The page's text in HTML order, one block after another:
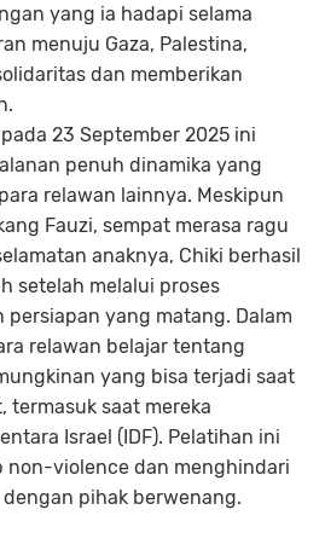
yang ia hadapi selama
menuju Gaza, Palestina,
dan memberikan
23 September 2025 ini
penuh dinamika yang
relawan lainnya. Meskipun
Fauzi, sempat merasa ragu
anaknya, Chiki berhasil
setelah melalui proses
yang matang. Dalam
relawan belajar tentang
yang bisa terjadi saat
termasuk saat mereka
Israel (IDF). Pelatihan ini
non-violence dan menghindari
pihak berwenang.